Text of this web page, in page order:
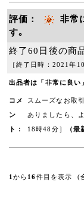
評価：
非常
す｡
終了60日後の商
［終了日時：2021年
出品者は「非常に良い
コメ
ン
ト：
スムーズなお取
ありましたら、
18時48分］ （最
1 から 16件目を表示 (